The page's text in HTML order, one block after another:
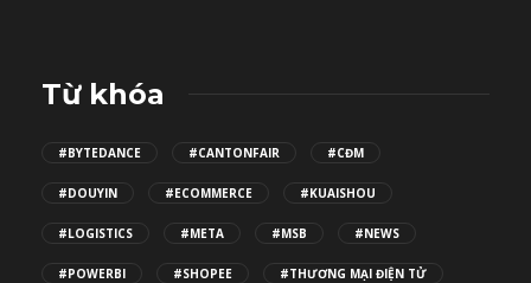
Từ khóa
#BYTEDANCE #CANTONFAIR #CĐM
#DOUYIN #ECOMMERCE #KUAISHOU
#LOGISTICS #META #MSB #NEWS
#POWERBI #SHOPEE #THƯƠNG MẠI ĐIỆN TỬ